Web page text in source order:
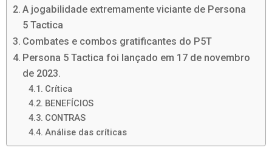
A jogabilidade extremamente viciante de Persona
5 Tactica
Combates e combos gratificantes do P5T
Persona 5 Tactica foi lançado em 17 de novembro
de 2023.
Crítica
BENEFÍCIOS
CONTRAS
Análise das críticas